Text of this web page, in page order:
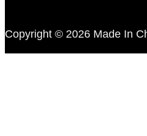
Copyright © 2026 Made In